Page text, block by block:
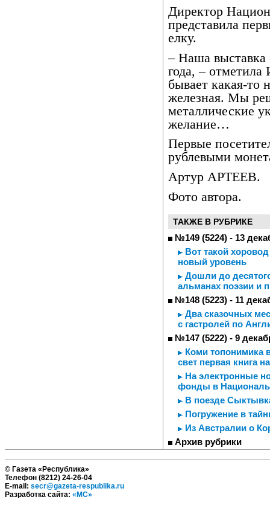
Директор
представила
елку.
– Наша выставка
года, –
бывает какая-то
железная. Мы
металлические
желание…
Первые
рублевыми
Артур АРТЕЕВ.
Фото автора.
ТАКЖЕ В РУБРИКЕ
№149 (5224) - 13
Вот такой
новый уровень
Дошли до
альманах поэзии и
№148 (5223) - 11
Два сказочных
с гастролей по
№147 (5222) - 9
Коми топонимика
свет первая книга
На электронные
фонды в
В поезде
Погружение в
Из Австралии о
Архив рубрики
© Газета «Республика»
Телефон (8212) 24-26-04
E-mail: secr@gazeta-respublika.ru
Разработка сайта: «МС»